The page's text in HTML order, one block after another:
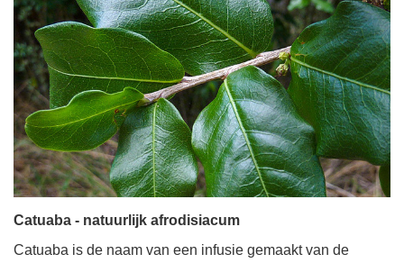
Catuaba - natuurlijk afrodisiacum
Catuaba is de naam van een infusie gemaakt van de